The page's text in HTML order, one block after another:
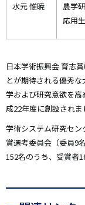
水元 惟暁
農学
応用
日本学術振興会 育志
とが期待される優秀
学および研究意欲を
成22年度に創設されま
学術システム研究セ
賞選考委員会（委員9
152名のうち、受賞者